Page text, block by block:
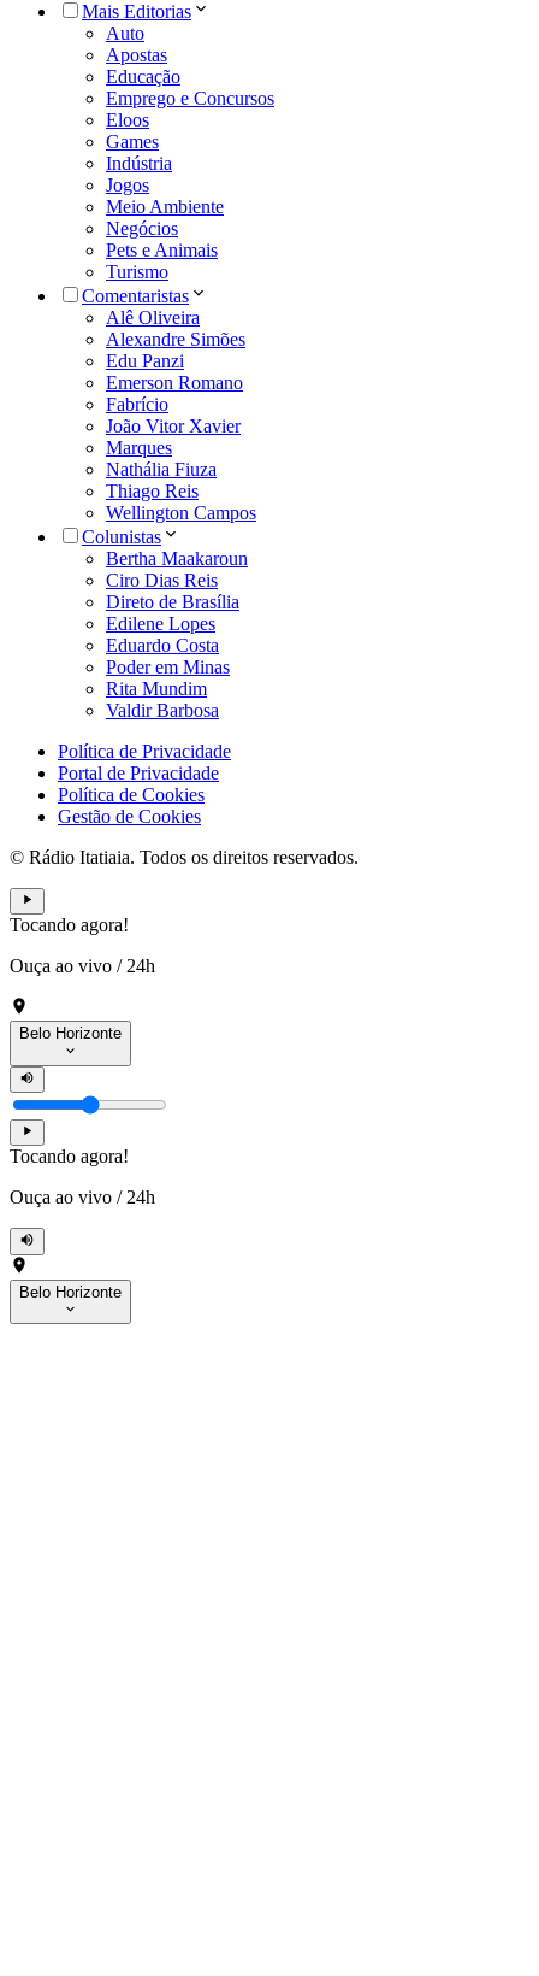
Mais Editorias
Auto
Apostas
Educação
Emprego e Concursos
Eloos
Games
Indústria
Jogos
Meio Ambiente
Negócios
Pets e Animais
Turismo
Comentaristas
Alê Oliveira
Alexandre Simões
Edu Panzi
Emerson Romano
Fabrício
João Vitor Xavier
Marques
Nathália Fiuza
Thiago Reis
Wellington Campos
Colunistas
Bertha Maakaroun
Ciro Dias Reis
Direto de Brasília
Edilene Lopes
Eduardo Costa
Poder em Minas
Rita Mundim
Valdir Barbosa
Política de Privacidade
Portal de Privacidade
Política de Cookies
Gestão de Cookies
© Rádio Itatiaia. Todos os direitos reservados.
Tocando agora!
Ouça ao vivo / 24h
Belo Horizonte
Tocando agora!
Ouça ao vivo / 24h
Belo Horizonte